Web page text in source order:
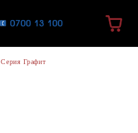
Серия Графит